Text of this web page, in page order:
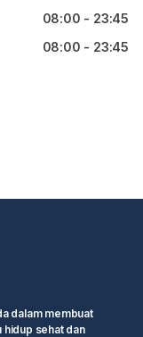
08:00 - 23:45
08:00 - 23:45
dalam membuat
hidup sehat dan